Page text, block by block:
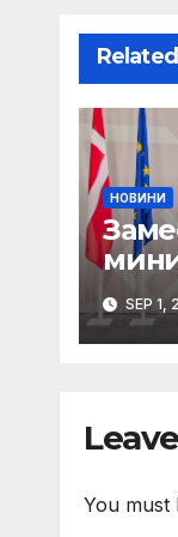
НОВИНИ
SEP 1,
You must